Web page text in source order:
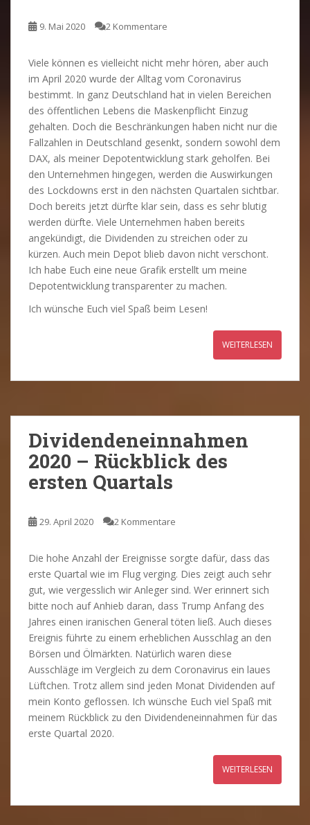
9. Mai 2020 2 Kommentare
Viele können es vielleicht nicht mehr hören, aber auch
im April 2020 wurde der Alltag vom Coronavirus
bestimmt. In ganz Deutschland hat in vielen Bereichen
des öffentlichen Lebens die Maskenpflicht Einzug
gehalten. Doch die Beschränkungen haben nicht nur die
Fallzahlen in Deutschland gesenkt, sondern sowohl dem
DAX, als meiner Depotentwicklung stark geholfen. Bei
den Unternehmen hingegen, werden die Auswirkungen
des Lockdowns erst in den nächsten Quartalen sichtbar.
Doch bereits jetzt dürfte klar sein, dass es sehr blutig
werden dürfte. Viele Unternehmen haben bereits
angekündigt, die Dividenden zu streichen oder zu
kürzen. Auch mein Depot blieb davon nicht verschont.
Ich habe Euch eine neue Grafik erstellt um meine
Depotentwicklung transparenter zu machen.
Ich wünsche Euch viel Spaß beim Lesen!
WEITERLESEN
Dividendeneinnahmen
2020 – Rückblick des
ersten Quartals
29. April 2020 2 Kommentare
Die hohe Anzahl der Ereignisse sorgte dafür, dass das
erste Quartal wie im Flug verging. Dies zeigt auch sehr
gut, wie vergesslich wir Anleger sind. Wer erinnert sich
bitte noch auf Anhieb daran, dass Trump Anfang des
Jahres einen iranischen General töten ließ. Auch dieses
Ereignis führte zu einem erheblichen Ausschlag an den
Börsen und Ölmärkten. Natürlich waren diese
Ausschläge im Vergleich zu dem Coronavirus ein laues
Lüftchen. Trotz allem sind jeden Monat Dividenden auf
mein Konto geflossen. Ich wünsche Euch viel Spaß mit
meinem Rückblick zu den Dividendeneinnahmen für das
erste Quartal 2020.
WEITERLESEN